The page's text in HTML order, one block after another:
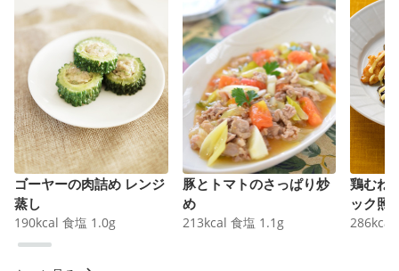
ゴーヤーの肉詰め レンジ
蒸し
190kcal 食塩 1.0g
豚とトマトのさっぱり炒
め
213kcal 食塩 1.1 g
鶏むね
ック照
286kcal